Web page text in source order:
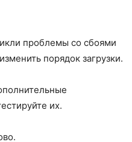
проблемы со сбоями
порядок загрузки.
их.